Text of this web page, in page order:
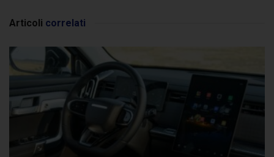
Articoli correlati